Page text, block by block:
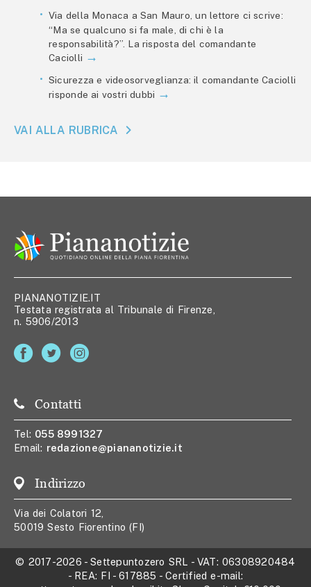
Via della Monaca a San Mauro, un lettore ci scrive:
“Ma se qualcuno si fa male, di chi è la
responsabilità?”. La risposta del comandante
Caciolli
Sicurezza e videosorveglianza: il comandante Caciolli
risponde ai vostri dubbi
VAI ALLA RUBRICA
PIANANOTIZIE.IT
Testata registrata al Tribunale di Firenze,
n. 5906/2013
Contatti
Tel: 055 8991327
Email: redazione@piananotizie.it
Indirizzo
Via dei Colatori 12,
50019 Sesto Fiorentino (FI)
© 2017-2026 -Settepuntozero SRL - VAT: 06308920484
- REA: FI - 617885 - Certified e-mail: